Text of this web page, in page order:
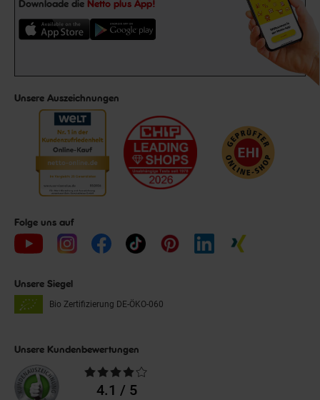
Downloade die Netto plus App!
Unsere Auszeichnungen
Folge uns auf
Unsere Siegel
Bio Zertifizierung DE-ÖKO-060
Unsere Kundenbewertungen
Durchschnittliche
Bewertungen4.1 / 5